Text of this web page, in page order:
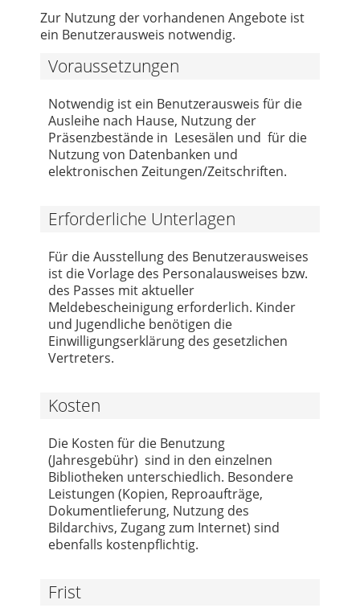
Zur Nutzung der vorhandenen Angebote ist
ein Benutzerausweis notwendig.
Voraussetzungen
Notwendig ist ein Benutzerausweis für die
Ausleihe nach Hause, Nutzung der
Präsenzbestände in Lesesälen und für die
Nutzung von Datenbanken und
elektronischen Zeitungen/Zeitschriften.
Erforderliche Unterlagen
Für die Ausstellung des Benutzerausweises
ist die Vorlage des Personalausweises bzw.
des Passes mit aktueller
Meldebescheinigung erforderlich. Kinder
und Jugendliche benötigen die
Einwilligungserklärung des gesetzlichen
Vertreters.
Kosten
Die Kosten für die Benutzung
(Jahresgebühr) sind in den einzelnen
Bibliotheken unterschiedlich. Besondere
Leistungen (Kopien, Reproaufträge,
Dokumentlieferung, Nutzung des
Bildarchivs, Zugang zum Internet) sind
ebenfalls kostenpflichtig.
Frist